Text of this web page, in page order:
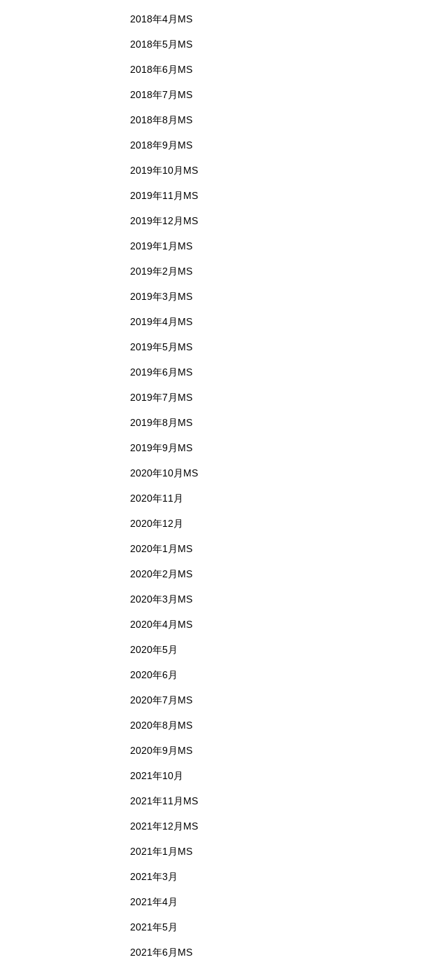
2018年4月MS
2018年5月MS
2018年6月MS
2018年7月MS
2018年8月MS
2018年9月MS
2019年10月MS
2019年11月MS
2019年12月MS
2019年1月MS
2019年2月MS
2019年3月MS
2019年4月MS
2019年5月MS
2019年6月MS
2019年7月MS
2019年8月MS
2019年9月MS
2020年10月MS
2020年11月
2020年12月
2020年1月MS
2020年2月MS
2020年3月MS
2020年4月MS
2020年5月
2020年6月
2020年7月MS
2020年8月MS
2020年9月MS
2021年10月
2021年11月MS
2021年12月MS
2021年1月MS
2021年3月
2021年4月
2021年5月
2021年6月MS